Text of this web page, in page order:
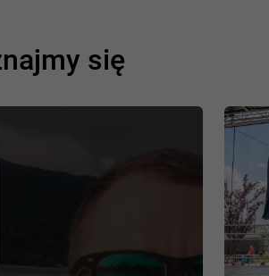
się